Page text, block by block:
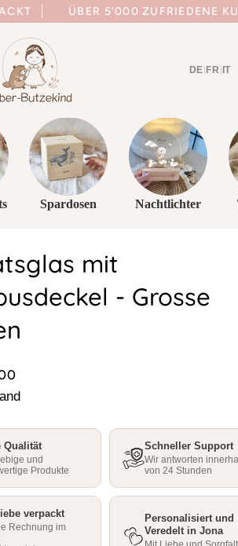
ÜBER 5'000 ZUFRIEDENE
DE| FR | IT
Spardosen Nachtlichter
mit
- Grosse
Qualität
und
Produkte
Schneller Support
Wir antworten
von 24 Stunden
verpackt
Rechnung im
Personalisiert und
Veredelt in Jona